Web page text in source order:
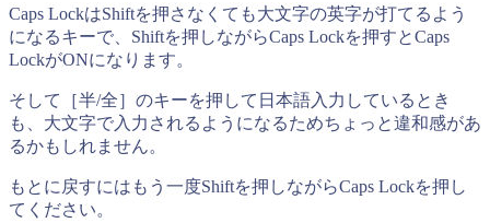
Caps LockはShiftを押さなくても大文字の英字が打てるよう
になるキーで、Shiftを押しながらCaps Lockを押すとCaps
LockがONになります。
そして［半/全］のキーを押して日本語入力しているとき
も、大文字で入力されるようになるためちょっと違和感があ
るかもしれません。
もとに戻すにはもう一度Shiftを押しながらCaps Lockを押し
てください。